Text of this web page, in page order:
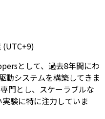
(UTC+9)
として、過去8年間にわ
動システムを構築してきま
門とし、スケーラブルな
験に特に注力していま